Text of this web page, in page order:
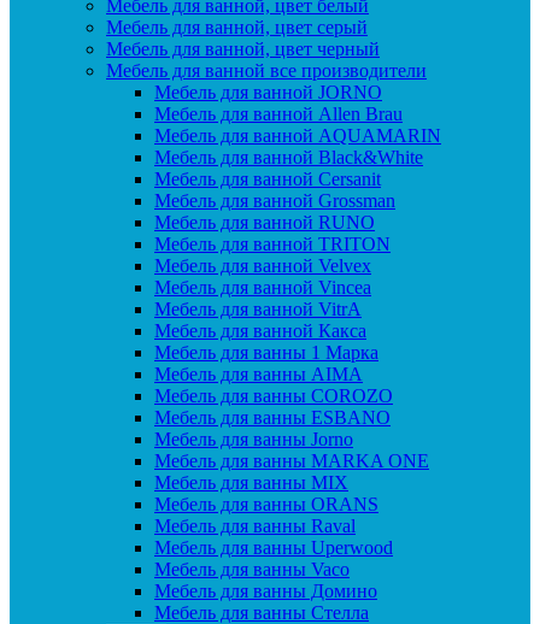
Мебель для ванной, цвет белый
Мебель для ванной, цвет серый
Мебель для ванной, цвет черный
Мебель для ванной все производители
Мебель для ванной JORNO
Мебель для ванной Allen Brau
Мебель для ванной AQUAMARIN
Мебель для ванной Black&White
Мебель для ванной Cersanit
Мебель для ванной Grossman
Мебель для ванной RUNO
Мебель для ванной TRITON
Мебель для ванной Velvex
Мебель для ванной Vincea
Мебель для ванной VitrA
Мебель для ванной Какса
Мебель для ванны 1 Марка
Мебель для ванны AIMA
Мебель для ванны COROZO
Мебель для ванны ESBANO
Мебель для ванны Jorno
Мебель для ванны MARKA ONE
Мебель для ванны MIX
Мебель для ванны ORANS
Мебель для ванны Raval
Мебель для ванны Uperwood
Мебель для ванны Vaco
Мебель для ванны Домино
Мебель для ванны Стелла